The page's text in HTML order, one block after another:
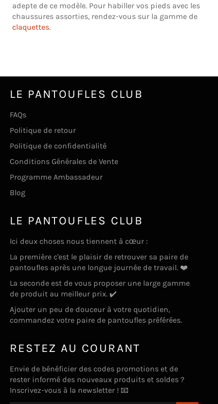
adepte de ce modèle. Pour habiller vos pieds avec les
chaussures assorties, rendez-vous sur la gamme de
claquettes.
LE PANTOUFLES CLUB
FAQs
Politique de retour
Politique de confidentialité
Conditions Générales de Vente
Programme Ambassadeur
Blog
LE PANTOUFLES CLUB
Ici deux choses nous tiennent à cœur :
La première c'est le plaisir de retrouver sa paire de
pantoufles après une longue journée de travail. ❤️
La seconde est de vous proposer une large gamme
de produit au meilleur prix. ✔️
Ajouter un peu de douceur à votre quotidien,
commandez votre paire de pantoufles préférées.
RESTEZ AU COURANT
Envie de bénéficier des codes promotions et de
rester informé des nouveaux produits et soldes ?
Inscrivez-vous à la newsletter ! 📧